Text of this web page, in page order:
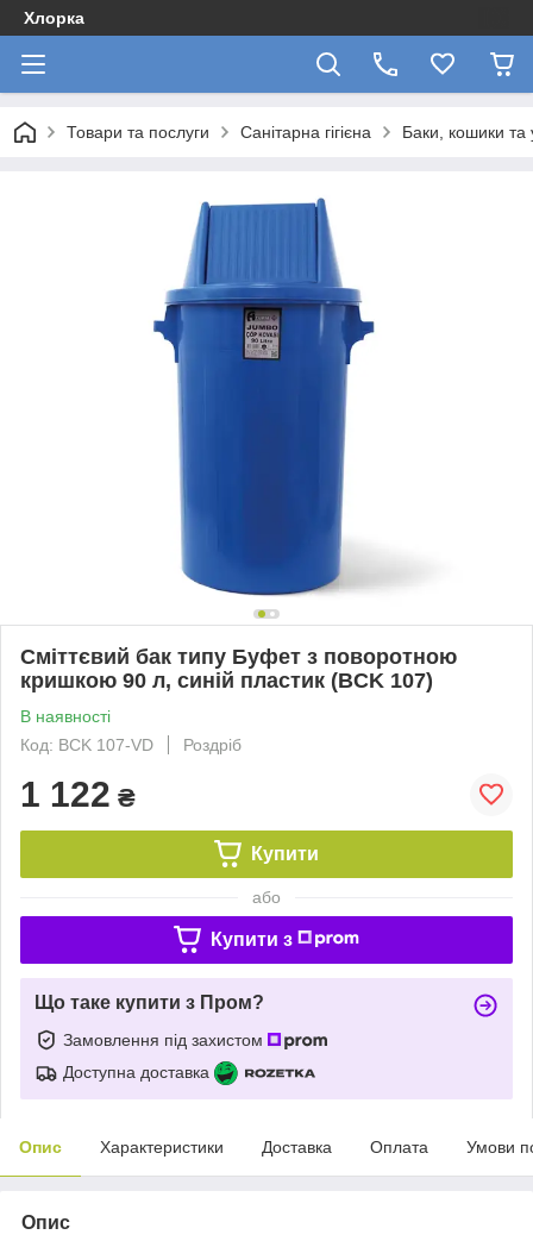
Хлорка
Товари та послуги Санітарна гігієна Баки, кошики та
Сміттєвий бак типу Буфет з поворотною
кришкою 90 л, синій пластик (BCK 107)
В наявності
Код: BCK 107-VD
Роздріб
1 122 ₴
Купити
або
Купити з
Що таке купити з Пром?
Замовлення під захистом
Доступна доставка
Опис Характеристики Доставка Оплата Умови
Опис